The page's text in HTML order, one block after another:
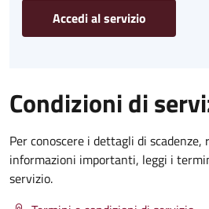
Accedi al servizio
Condizioni di
Per conoscere i dettagli di
informazioni importanti, leggi i
servizio.